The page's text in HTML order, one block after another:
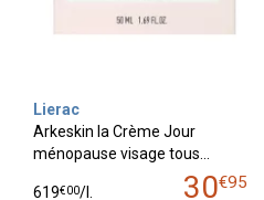
Lierac
Arkeskin la Crème Jour
ménopause visage tous…
30€95
619€00/